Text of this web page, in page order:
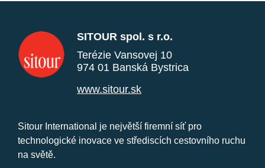
SITOUR spol. s r.o.
Terézie Vansovej 10
974 01 Banská Bystrica
www.sitour.sk
Sitour International je největší firemní síť pro
technologické inovace ve střediscích cestovního ruchu
na světě.